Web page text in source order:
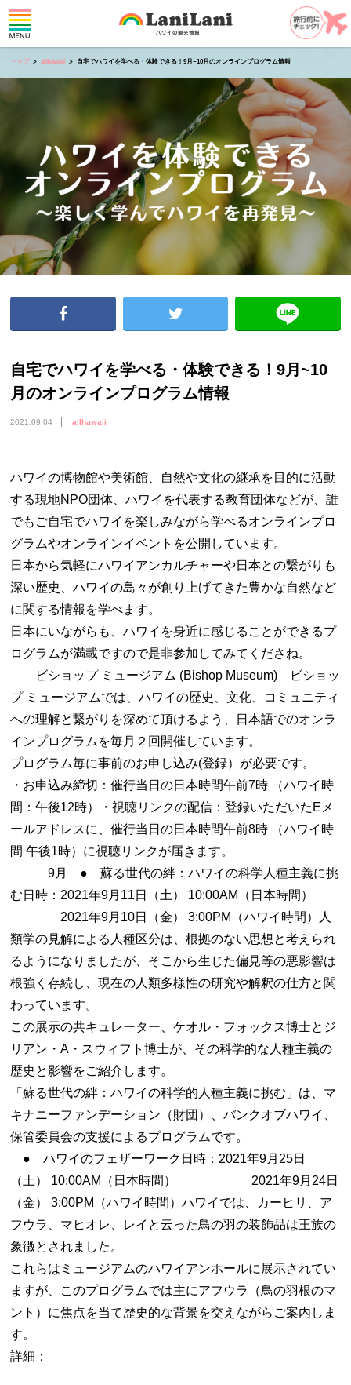
トップ allhawaii 自宅でハワイを学べる・体験できる！9月~10月のオンラインプログラム情報
自宅でハワイを学べる・体験できる！9月~10
月のオンラインプログラム情報
2021.09.04 allhawaii
ハワイの博物館や美術館、自然や文化の継承を目的に活動
する現地NPO団体、ハワイを代表する教育団体などが、誰
でもご自宅でハワイを楽しみながら学べるオンラインプロ
グラムやオンラインイベントを公開しています。
日本から気軽にハワイアンカルチャーや日本との繋がりも
深い歴史、ハワイの島々が創り上げてきた豊かな自然など
に関する情報を学べます。
日本にいながらも、ハワイを身近に感じることができるプ
ログラムが満載ですので是非参加してみてくださね。
ビショップ ミュージアム (Bishop Museum) ビショッ
プ ミュージアムでは、ハワイの歴史、文化、コミュニティ
への理解と繋がりを深めて頂けるよう、日本語でのオンラ
インプログラムを毎月２回開催しています。
プログラム毎に事前のお申し込み(登録）が必要です。
・お申込み締切：催行当日の日本時間午前7時 （ハワイ時
間：午後12時）・視聴リンクの配信：登録いただいたEメ
ールアドレスに、催行当日の日本時間午前8時 （ハワイ時
間 午後1時）に視聴リンクが届きます。
9月 ● 蘇る世代の絆：ハワイの科学人種主義に挑
む日時：2021年9月11日（土） 10:00AM（日本時間）
2021年9月10日（金） 3:00PM（ハワイ時間）人
類学の見解による人種区分は、根拠のない思想と考えられ
るようになりましたが、そこから生じた偏見等の悪影響は
根強く存続し、現在の人類多様性の研究や解釈の仕方と関
わっています。
この展示の共キュレーター、ケオル・フォックス博士とジ
リアン・A・スウィフト博士が、その科学的な人種主義の
歴史と影響をご紹介します。
「蘇る世代の絆：ハワイの科学的人種主義に挑む」は、マ
キナニーファンデーション（財団）、バンクオブハワイ、
保管委員会の支援によるプログラムです。
● ハワイのフェザーワーク日時：2021年9月25日
（土） 10:00AM（日本時間） 2021年9月24日
（金） 3:00PM（ハワイ時間）ハワイでは、カーヒリ、ア
フウラ、マヒオレ、レイと云った鳥の羽の装飾品は王族の
象徴とされました。
これらはミュージアムのハワイアンホールに展示されてい
ますが、このプログラムでは主にアフウラ（鳥の羽根のマ
ント）に焦点を当て歴史的な背景を交えながらご案内しま
す。
詳細：